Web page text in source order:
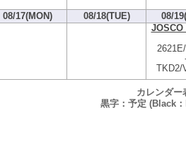
08/17(MON) 08/18(TUE)
08/
JOSCO
TKD2/
カレンダー
黒字：予定 (Black